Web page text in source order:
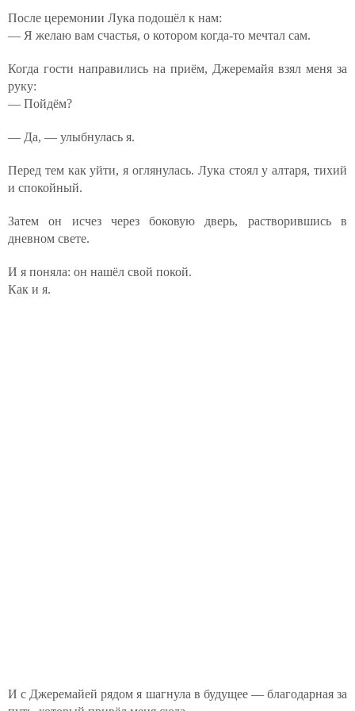
После церемонии Лука подошёл к нам:
— Я желаю вам счастья, о котором когда-то мечтал сам.
Когда гости направились на приём, Джеремайя взял меня за
руку:
— Пойдём?
— Да, — улыбнулась я.
Перед тем как уйти, я оглянулась. Лука стоял у алтаря, тихий
и спокойный.
Затем он исчез через боковую дверь, растворившись в
дневном свете.
И я поняла: он нашёл свой покой.
Как и я.
И с Джеремайей рядом я шагнула в будущее — благодарная за